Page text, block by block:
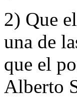
2) Que
una de
que el
Alberto